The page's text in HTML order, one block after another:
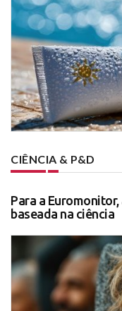
CIÊNCIA & P&D
Para a
baseada na ciência